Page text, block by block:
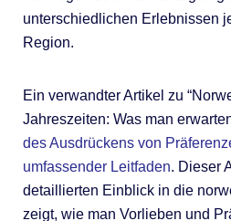
unterschiedlichen Erlebnissen
Region.
Ein verwandter Artikel zu
Jahreszeiten: Was man
des Ausdrückens von
umfassender Leitfaden. Dieser
detaillierten Einblick in die
zeigt, wie man Vorlieben und